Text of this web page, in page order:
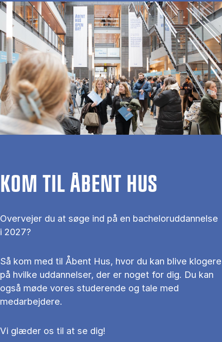
KOM TIL ÅBENT HUS
Overvejer du at søge ind på en bacheloruddannelse
i 2027?
Så kom med til Åbent Hus, hvor du kan blive klogere
på hvilke uddannelser, der er noget for dig. Du kan
også møde vores studerende og tale med
medarbejdere.
Vi glæder os til at se dig!